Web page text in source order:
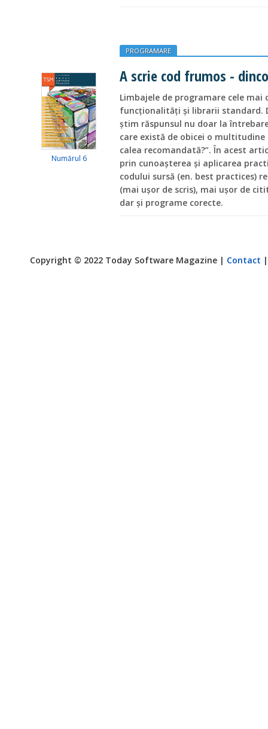
Numărul 6
PROGRAMARE
A scrie cod frumos -
Limbajele de programare cele
funcţionalităţi şi librarii standard.
ştim răspunsul nu doar la
care există de obicei o multitudine
calea recomandată?”. În acest
prin cunoaşterea şi aplicarea
codului sursă (en. best practices)
(mai uşor de scris), mai uşor de
dar şi programe corecte.
Copyright © 2022 Today Software Magazine | Contact